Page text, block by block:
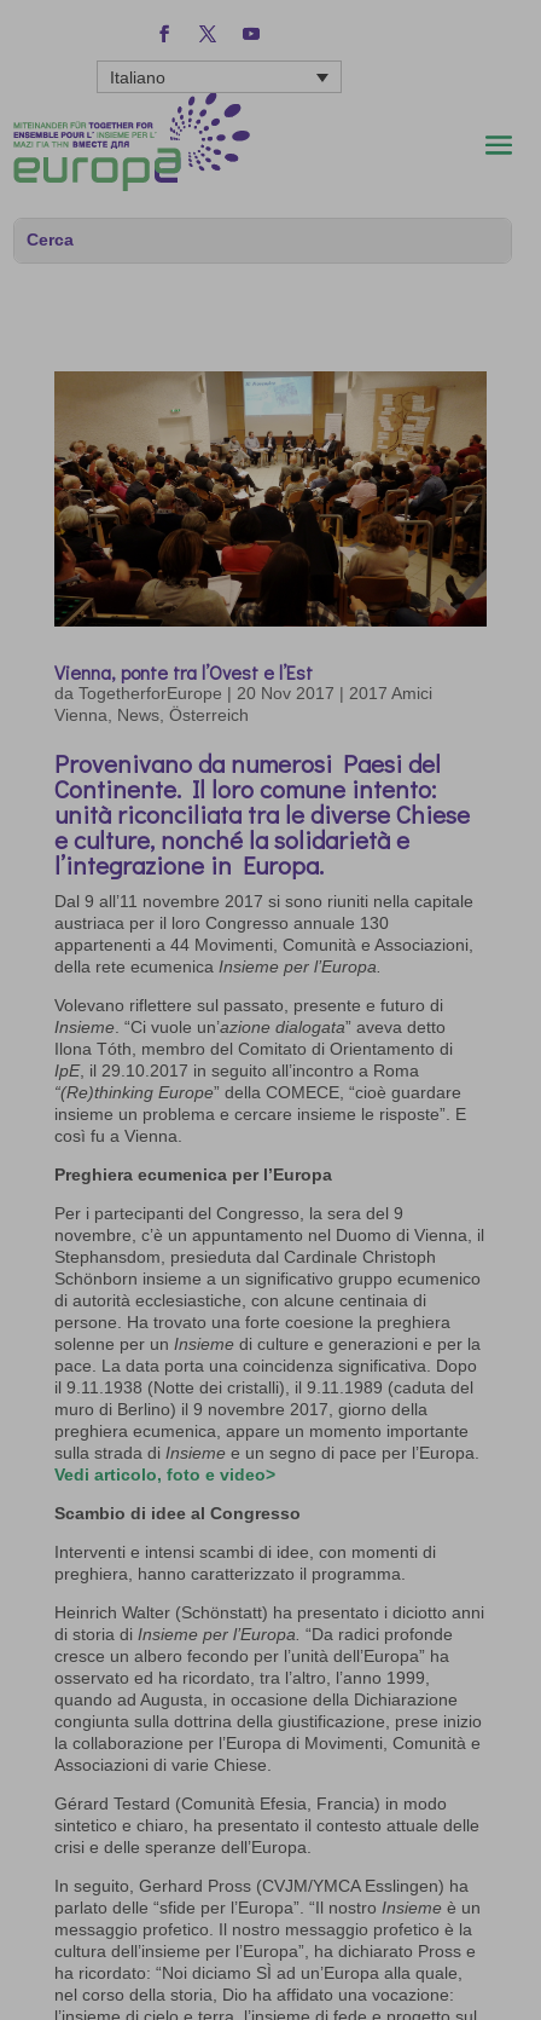
Italiano
Vienna, ponte tra l’Ovest e l’Est
da TogetherforEurope | 20 Nov 2017 | 2017 Amici
Vienna, News, Österreich
Provenivano da numerosi Paesi del
Continente. Il loro comune intento:
unità riconciliata tra le diverse Chiese
e culture, nonché la solidarietà e
l’integrazione in Europa.
Dal 9 all’11 novembre 2017 si sono riuniti nella capitale
austriaca per il loro Congresso annuale 130
appartenenti a 44 Movimenti, Comunità e Associazioni,
della rete ecumenica Insieme per l’Europa.
Volevano riflettere sul passato, presente e futuro di
Insieme. “Ci vuole un’azione dialogata” aveva detto
Ilona Tóth, membro del Comitato di Orientamento di
IpE, il 29.10.2017 in seguito all’incontro a Roma
“(Re)thinking Europe” della COMECE, “cioè guardare
insieme un problema e cercare insieme le risposte”. E
così fu a Vienna.
Preghiera ecumenica per l’Europa
Per i partecipanti del Congresso, la sera del 9
novembre, c’è un appuntamento nel Duomo di Vienna, il
Stephansdom, presieduta dal Cardinale Christoph
Schönborn insieme a un significativo gruppo ecumenico
di autorità ecclesiastiche, con alcune centinaia di
persone. Ha trovato una forte coesione la preghiera
solenne per un Insiemedi culture e generazioni e per la
pace. La data porta una coincidenza significativa. Dopo
il 9.11.1938 (Notte dei cristalli), il 9.11.1989 (caduta del
muro di Berlino) il 9 novembre 2017, giorno della
preghiera ecumenica, appare un momento importante
sulla strada di Insieme e un segno di pace per l’Europa.
Vedi articolo, foto e video>
Scambio di idee al Congresso
Interventi e intensi scambi di idee, con momenti di
preghiera, hanno caratterizzato il programma.
Heinrich Walter (Schönstatt) ha presentato i diciotto anni
di storia di Insieme per l’Europa. “Da radici profonde
cresce un albero fecondo per l’unità dell’Europa” ha
osservato ed ha ricordato, tra l’altro, l’anno 1999,
quando ad Augusta, in occasione della Dichiarazione
congiunta sulla dottrina della giustificazione, prese inizio
la collaborazione per l’Europa di Movimenti, Comunità e
Associazioni di varie Chiese.
Gérard Testard (Comunità Efesia, Francia) in modo
sintetico e chiaro, ha presentato il contesto attuale delle
crisi e delle speranze dell’Europa.
In seguito, Gerhard Pross (CVJM/YMCA Esslingen) ha
parlato delle “sfide per l’Europa”. “Il nostro Insiemeè un
messaggio profetico. Il nostro messaggio profetico è la
cultura dell’insieme per l’Europa”, ha dichiarato Pross e
ha ricordato: “Noi diciamo SÌ ad un’Europa alla quale,
nel corso della storia, Dio ha affidato una vocazione: